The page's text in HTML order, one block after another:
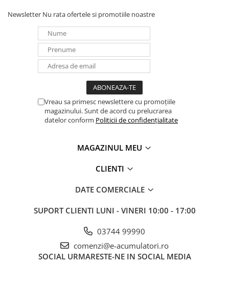
Panouri portabile
Racire/Incalzire
Statii energie portabile
Dulapuri pentru cablare
structurata
Lumina (Becuri si Lanterne)
Laptop & PC accesorii, baterii,
Cablu de date si Adaptoare
Solutii solare portabile
Acumulatori
Newsletter Nu rata ofertele si promotiile noastre
Vreau sa primesc newslettere cu promoțiile
magazinului. Sunt de acord cu prelucrarea
datelor conform Politicii de confidențialitate
MAGAZINUL MEU
CLIENTI
DATE COMERCIALE
SUPORT CLIENTI LUNI - VINERI 10:00 - 17:00
03744 99990
comenzi@e-acumulatori.ro
SOCIAL URMARESTE-NE IN SOCIAL MEDIA